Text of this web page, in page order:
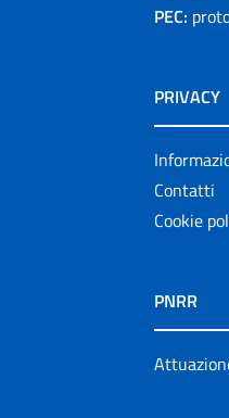
PEC:
PRIVACY
Contatti
Cookie
PNRR